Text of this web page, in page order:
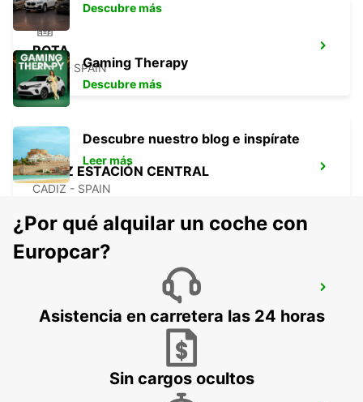
ROTA
ROTA - SPAIN
CÁDIZ ESTACIÓN CENTRAL
CADIZ - SPAIN
CÓRDOBA ESTACIÓN CENTRAL
CORDOBA - SPAIN
Descubre más
Gaming Therapy
Descubre más
Descubre nuestro blog e inspírate
Leer más
¿Por qué alquilar un coche con
Europcar?
Asistencia en carretera las 24 horas
Sin cargos ocultos